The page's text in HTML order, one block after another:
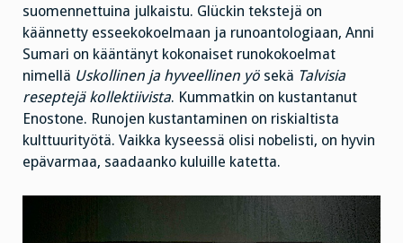
suomennettuina julkaistu. Glückin tekstejä on
käännetty esseekokoelmaan ja runoantologiaan, Anni
Sumari on kääntänyt kokonaiset runokokoelmat
nimellä Uskollinen ja hyveellinen yö sekä Talvisia
reseptejä kollektiivista. Kummatkin on kustantanut
Enostone. Runojen kustantaminen on riskialtista
kulttuurityötä. Vaikka kyseessä olisi nobelisti, on hyvin
epävarmaa, saadaanko kuluille katetta.